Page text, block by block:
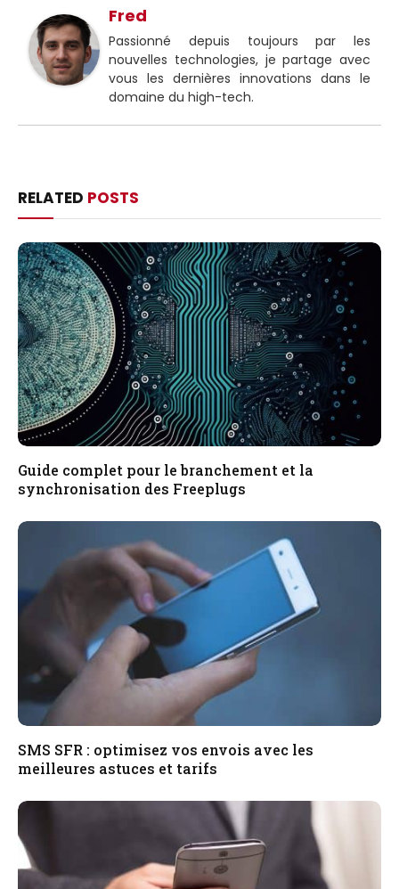
Fred
Passionné depuis toujours par les
nouvelles technologies, je partage avec
vous les dernières innovations dans le
domaine du high-tech.
RELATED POSTS
Guide complet pour le branchement et la
synchronisation des Freeplugs
SMS SFR : optimisez vos envois avec les
meilleures astuces et tarifs